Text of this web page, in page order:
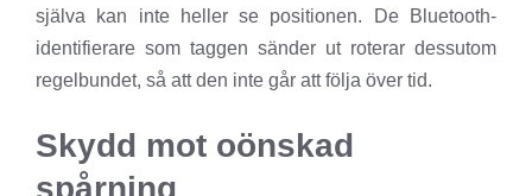
själva kan inte heller se positionen. De Bluetooth-
identifierare som taggen sänder ut roterar dessutom
regelbundet, så att den inte går att följa över tid.
Skydd mot oönskad
spårning